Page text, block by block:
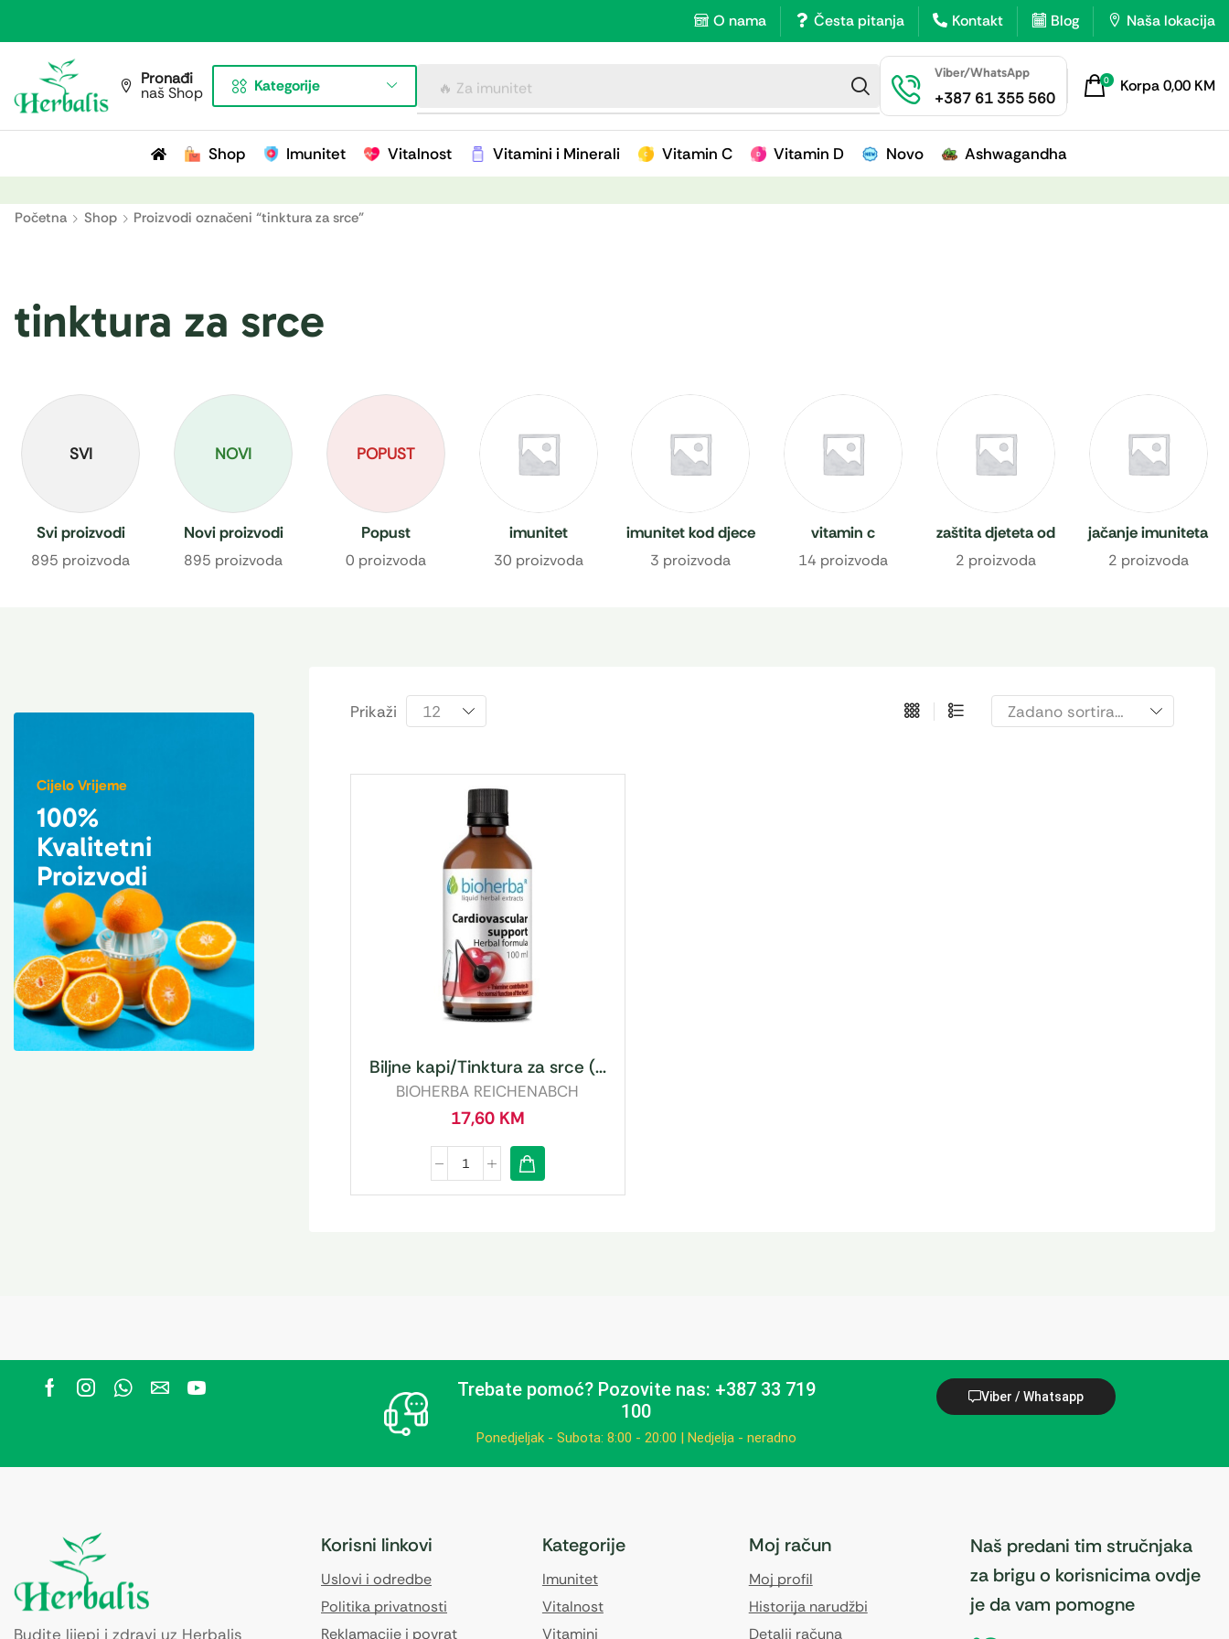
O nama Česta pitanja Kontakt Blog Naša lokacija
Pronađi
naš Shop Kategorije 🔥 Za imunitet
Viber/WhatsApp
+387 61 355 560
0 Korpa0,00 KM
Shop Imunitet Vitalnost Vitamini i Minerali Vitamin C Vitamin D Novo Ashwagandha
Početna Shop Proizvodi označeni “tinktura za srce”
tinktura za srce
SVI
Svi proizvodi
895 proizvoda
NOVI
Novi proizvodi
895 proizvoda
POPUST
Popust
0 proizvoda
imunitet
30 proizvoda
imunitet kod djece
3 proizvoda
vitamin c
14 proizvoda
zaštita djeteta od
prehlade
2 proizvoda
jačanje imuniteta
2 proizvoda
Cijelo Vrijeme
100%
Kvalitetni
Proizvodi
Prikaži
Biljne kapi/Tinktura za srce (...
BIOHERBA REICHENABCH
17,60 KM
Trebate pomoć?Pozovite nas: +387 33 719
100
Ponedjeljak - Subota: 8:00 - 20:00 | Nedjelja - neradno
Viber / Whatsapp
Budite lijepi i zdravi uz Herbalis
Korisni linkovi
Uslovi i odredbe
Politika privatnosti
Reklamacije i povrat
Kategorije
Imunitet
Vitalnost
Vitamini
Moj račun
Moj profil
Historija narudžbi
Detalji računa
Naš predani tim stručnjaka
za brigu o korisnicima ovdje
je da vam pomogne